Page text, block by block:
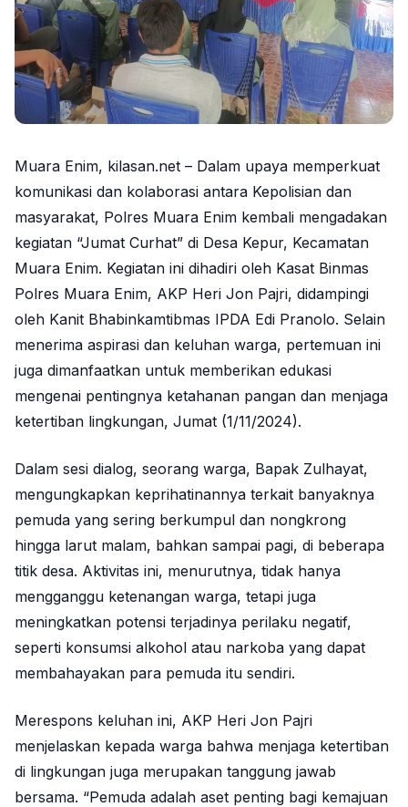
Muara Enim, kilasan.net – Dalam upaya memperkuat
komunikasi dan kolaborasi antara Kepolisian dan
masyarakat, Polres Muara Enim kembali mengadakan
kegiatan “Jumat Curhat” di Desa Kepur, Kecamatan
Muara Enim. Kegiatan ini dihadiri oleh Kasat Binmas
Polres Muara Enim, AKP Heri Jon Pajri, didampingi
oleh Kanit Bhabinkamtibmas IPDA Edi Pranolo. Selain
menerima aspirasi dan keluhan warga, pertemuan ini
juga dimanfaatkan untuk memberikan edukasi
mengenai pentingnya ketahanan pangan dan menjaga
ketertiban lingkungan, Jumat (1/11/2024).
Dalam sesi dialog, seorang warga, Bapak Zulhayat,
mengungkapkan keprihatinannya terkait banyaknya
pemuda yang sering berkumpul dan nongkrong
hingga larut malam, bahkan sampai pagi, di beberapa
titik desa. Aktivitas ini, menurutnya, tidak hanya
mengganggu ketenangan warga, tetapi juga
meningkatkan potensi terjadinya perilaku negatif,
seperti konsumsi alkohol atau narkoba yang dapat
membahayakan para pemuda itu sendiri.
Merespons keluhan ini, AKP Heri Jon Pajri
menjelaskan kepada warga bahwa menjaga ketertiban
di lingkungan juga merupakan tanggung jawab
bersama. “Pemuda adalah aset penting bagi kemajuan